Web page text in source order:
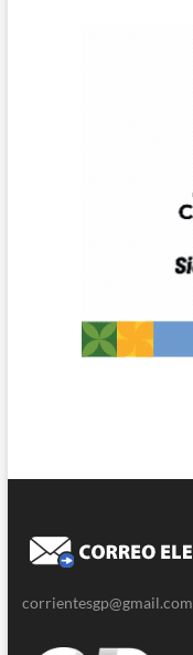
corrientesgp@gmail.com